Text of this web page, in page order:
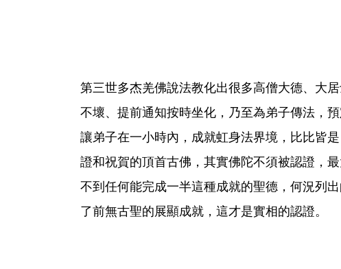
第三世多杰羌佛說法教化出很多高僧大德、大
不壞、提前通知按時坐化，乃至為弟子傳法，
讓弟子在一小時內，成就虹身法界境，比比皆
證和祝賀的頂首古佛，其實佛陀不須被認證，
不到任何能完成一半這種成就的聖德，何況列
了前無古聖的展顯成就，這才是實相的認證。